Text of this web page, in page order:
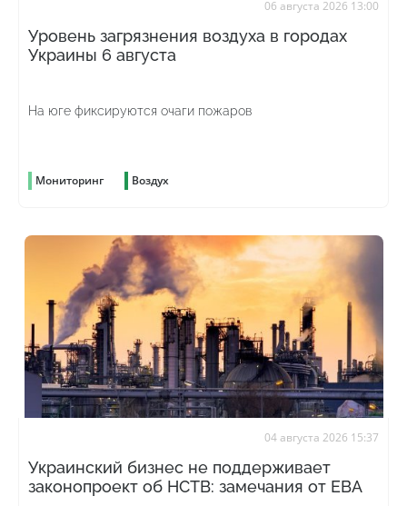
06 августа 2026 13:00
Уровень загрязнения воздуха в городах
Украины 6 августа
На юге фиксируются очаги пожаров
Мониторинг Воздух
04 августа 2026 15:37
Украинский бизнес не поддерживает
законопроект об НСТВ: замечания от ЕВА